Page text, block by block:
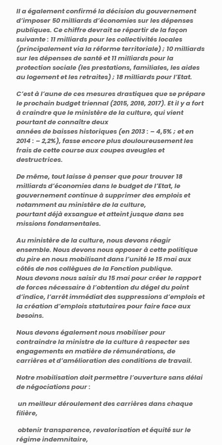
Il a également confirmé la décision du gouvernement
d’imposer 50 milliards d’économies sur les dépenses
publiques. Ce chiffre devrait se répartir de la façon
suivante : 11 milliards pour les collectivités locales
(principalement via la réforme territoriale) ; 10 milliards
sur les dépenses de santé et 11 milliards pour la
protection sociale (les prestations, familiales, les aides
au logement et les retraites) ; 18 milliards pour l’Etat.
C’est à l’aune de ces mesures drastiques que se prépare
le prochain budget triennal (2015, 2016, 2017). Et il y a fort
à craindre que le ministère de la culture, qui vient
pourtant de connaître deux
années de baisses historiques (en 2013 : – 4,5% ; et en
2014 : – 2,2%), fasse encore plus douloureusement les
frais de cette course aux coupes aveugles et
destructrices.
De même, tout laisse à penser que pour trouver 18
milliards d’économies dans le budget de l’Etat, le
gouvernement continue à supprimer des emplois et
notamment au ministère de la culture,
pourtant déjà exsangue et atteint jusque dans ses
missions fondamentales.
Au ministère de la culture, nous devons réagir
ensemble. Nous devons nous opposer à cette politique
du pire en nous mobilisant dans l’unité le 15 mai aux
côtés de nos collègues de la Fonction publique.
Nous devons nous saisir du 15 mai pour créer le rapport
de forces nécessaire à l’obtention du dégel du point
d’indice, l’arrêt immédiat des suppressions d’emplois et
la création d’emplois statutaires pour faire face aux
besoins.
Nous devons également nous mobiliser pour
contraindre la ministre de la culture à respecter ses
engagements en matière de rémunérations, de
carrières et d’amélioration des conditions de travail.
Notre mobilisation doit permettre l’ouverture sans délai
de négociations pour :
un meilleur déroulement des carrières dans chaque
filière,
obtenir transparence, revalorisation et équité sur le
régime indemnitaire,